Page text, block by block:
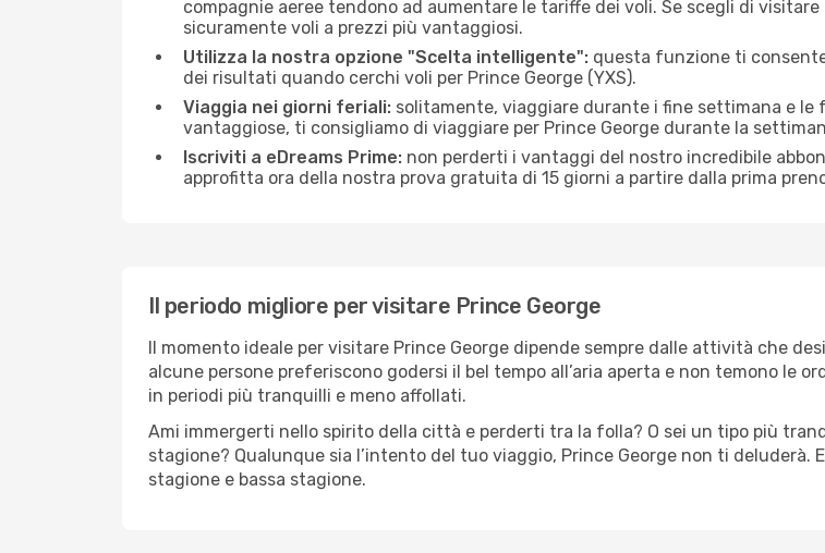
compagnie aeree tendono ad aumentare le tariffe dei voli. Se scegli di
sicuramente voli a prezzi più vantaggiosi.
Utilizza la nostra opzione "Scelta intelligente": questa funzione ti
dei risultati quando cerchi voli per Prince George (YXS).
Viaggia nei giorni feriali: solitamente, viaggiare durante i fine settimana e
vantaggiose, ti consigliamo di viaggiare per Prince George durante la
Iscriviti a eDreams Prime: non perderti i vantaggi del nostro incredibile
approfitta ora della nostra prova gratuita di 15 giorni a partire dalla prima
Il periodo migliore per visitare Prince George
Il momento ideale per visitare Prince George dipende sempre dalle attività che
alcune persone preferiscono godersi il bel tempo all’aria aperta e non temono le
in periodi più tranquilli e meno affollati.
Ami immergerti nello spirito della città e perderti tra la folla? O sei un tipo più
stagione? Qualunque sia l’intento del tuo viaggio, Prince George non ti
stagione e bassa stagione.